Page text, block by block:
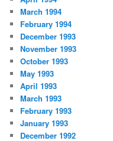
March 1994
February 1994
December 1993
November 1993
October 1993
May 1993
April 1993
March 1993
February 1993
January 1993
December 1992